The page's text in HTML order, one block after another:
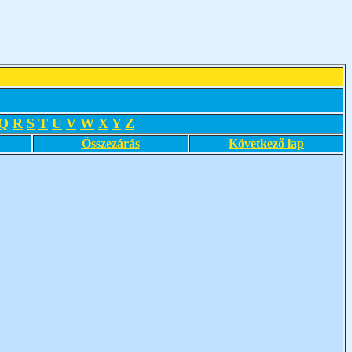
R S T U V W X Y Z
Összezárás Következő lap